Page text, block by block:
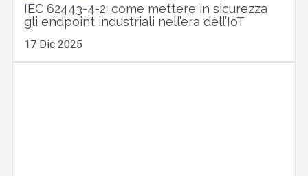
IEC 62443-4-2: come mettere in sicurezza
gli endpoint industriali nell’era dell’IoT
17 Dic 2025